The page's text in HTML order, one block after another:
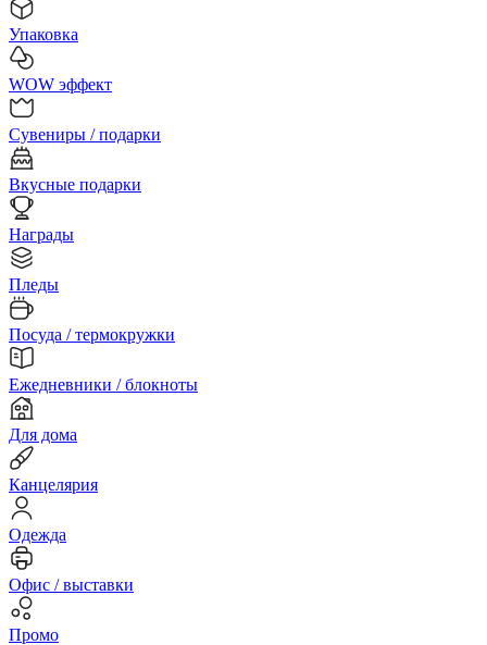
Упаковка
WOW эффект
Сувениры / подарки
Вкусные подарки
Награды
Пледы
Посуда / термокружки
Ежедневники / блокноты
Для дома
Канцелярия
Одежда
Офис / выставки
Промо